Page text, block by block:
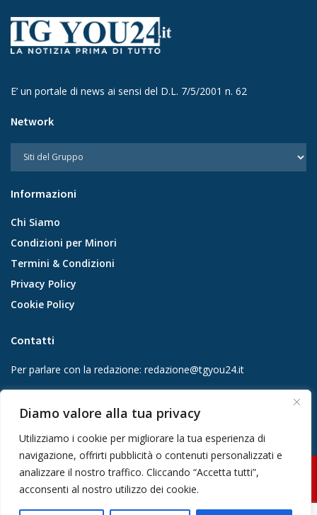
Diamo valore alla tua privacy
Utilizziamo i cookie per migliorare la tua esperienza di
navigazione, offrirti pubblicità o contenuti personalizzati e
analizzare il nostro traffico. Cliccando “Accetta tutti”,
acconsenti al nostro utilizzo dei cookie.
E’ un portale di news ai sensi del D.L. 7/5/2001 n. 62
Network
Informazioni
Chi Siamo
Condizioni per Minori
Termini & Condizioni
Privacy Policy
Cookie Policy
Contatti
Per parlare con la redazione: redazione@tgyou24.it